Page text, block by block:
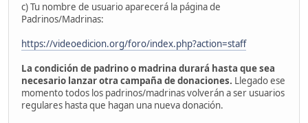
c) Tu nombre de usuario aparecerá la página de
Padrinos/Madrinas:
https://videoedicion.org/foro/index.php?action=staff
La condición de padrino o madrina durará hasta que sea
necesario lanzar otra campaña de donaciones. Llegado ese
momento todos los padrinos/madrinas volverán a ser usuarios
regulares hasta que hagan una nueva donación.